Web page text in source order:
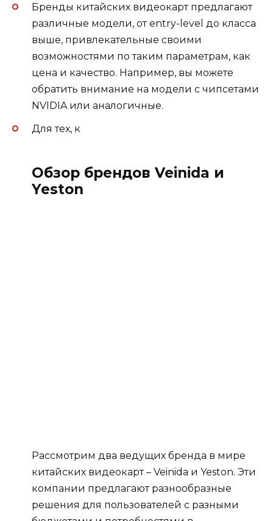
Бренды китайских видеокарт предлагают
различные модели, от entry-level до класса
выше, привлекательные своими
возможностями по таким параметрам, как
цена и качество. Например, вы можете
обратить внимание на модели с чипсетами
NVIDIA или аналогичные.
Для тех, к
Обзор брендов Veinida и
Yeston
Рассмотрим два ведущих бренда в мире
китайских видеокарт – Veinida и Yeston. Эти
компании предлагают разнообразные
решения для пользователей с разными